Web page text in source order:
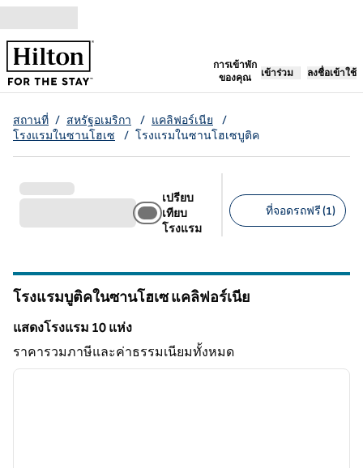
ข้ามไปที่เนื้อหา
การเข้าพัก
ของคุณ
เปิดแท็บใหม่
เข้าร่วม ลงชื่อเข้าใช้
สถานที่ / สหรัฐอเมริกา / แคลิฟอร์เนีย
/
โรงแรมในซานโฮเซ
/ โรงแรมในซานโฮเซบูติค
เปรียบ
เทียบ
โรงแรม
ที่จอดรถฟรี (1)
โรงแรมบูติคในซานโฮเซแคลิฟอร์เนีย
แสดงโรงแรม 10 แห่ง
แสดงโรงแรม 10 แห่ง
ราคารวมภาษีและค่าธรรมเนียมทั้งหมด
1 จาก 12
ภาพถั